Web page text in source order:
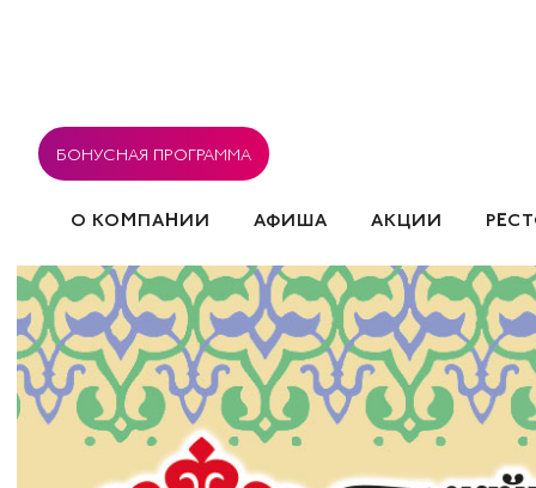
БОНУСНАЯ ПРОГРАММА
О КОМПАНИИ АФИША АКЦИИ
ВАКАНСИИ СОГЛАСИЕ НА
ПОЛИТИКА ИСПОЛЬЗОВАНИЯ
РЕСТОРАНЫ СОБЫТИЯ